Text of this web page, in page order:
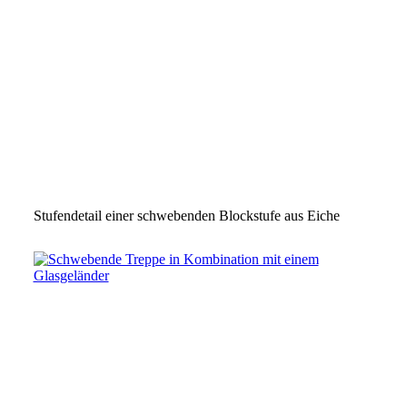
Stufendetail einer schwebenden Blockstufe aus Eiche